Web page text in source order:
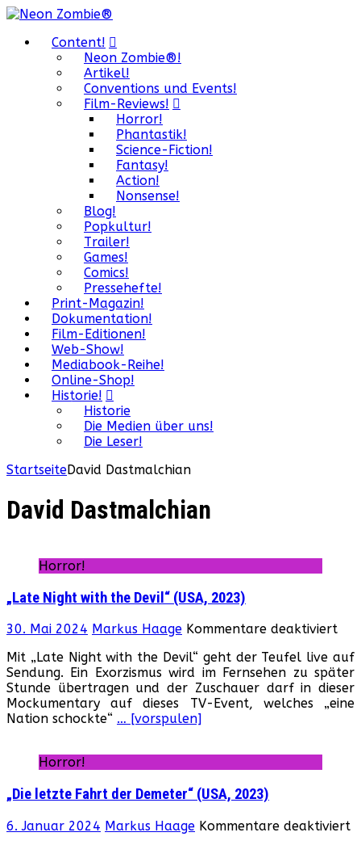
Content!
Neon Zombie®!
Artikel!
Conventions und Events!
Film-Reviews!
Horror!
Phantastik!
Science-Fiction!
Fantasy!
Action!
Nonsense!
Blog!
Popkultur!
Trailer!
Games!
Comics!
Pressehefte!
Print-Magazin!
Dokumentation!
Film-Editionen!
Web-Show!
Mediabook-Reihe!
Online-Shop!
Historie!
Historie
Die Medien über uns!
Die Leser!
StartseiteDavid Dastmalchian
David Dastmalchian
Horror!
„Late Night with the Devil“ (USA, 2023)
30. Mai 2024 Markus Haage Kommentare deaktiviertfür
the
Mit „Late Night with the Devil“ geht der Teufel live auf
Sendung. Ein Exorzismus wird im Fernsehen zu später
Stunde übertragen und der Zuschauer darf in dieser
Mockumentary auf dieses TV-Event, welches „eine
Nation schockte“ … [vorspulen]
Horror!
„Die letzte Fahrt der Demeter“ (USA, 2023)
6. Januar 2024 Markus Haage Kommentare deaktiviert